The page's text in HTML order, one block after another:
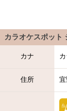
カラオケスポット
カナ
住所